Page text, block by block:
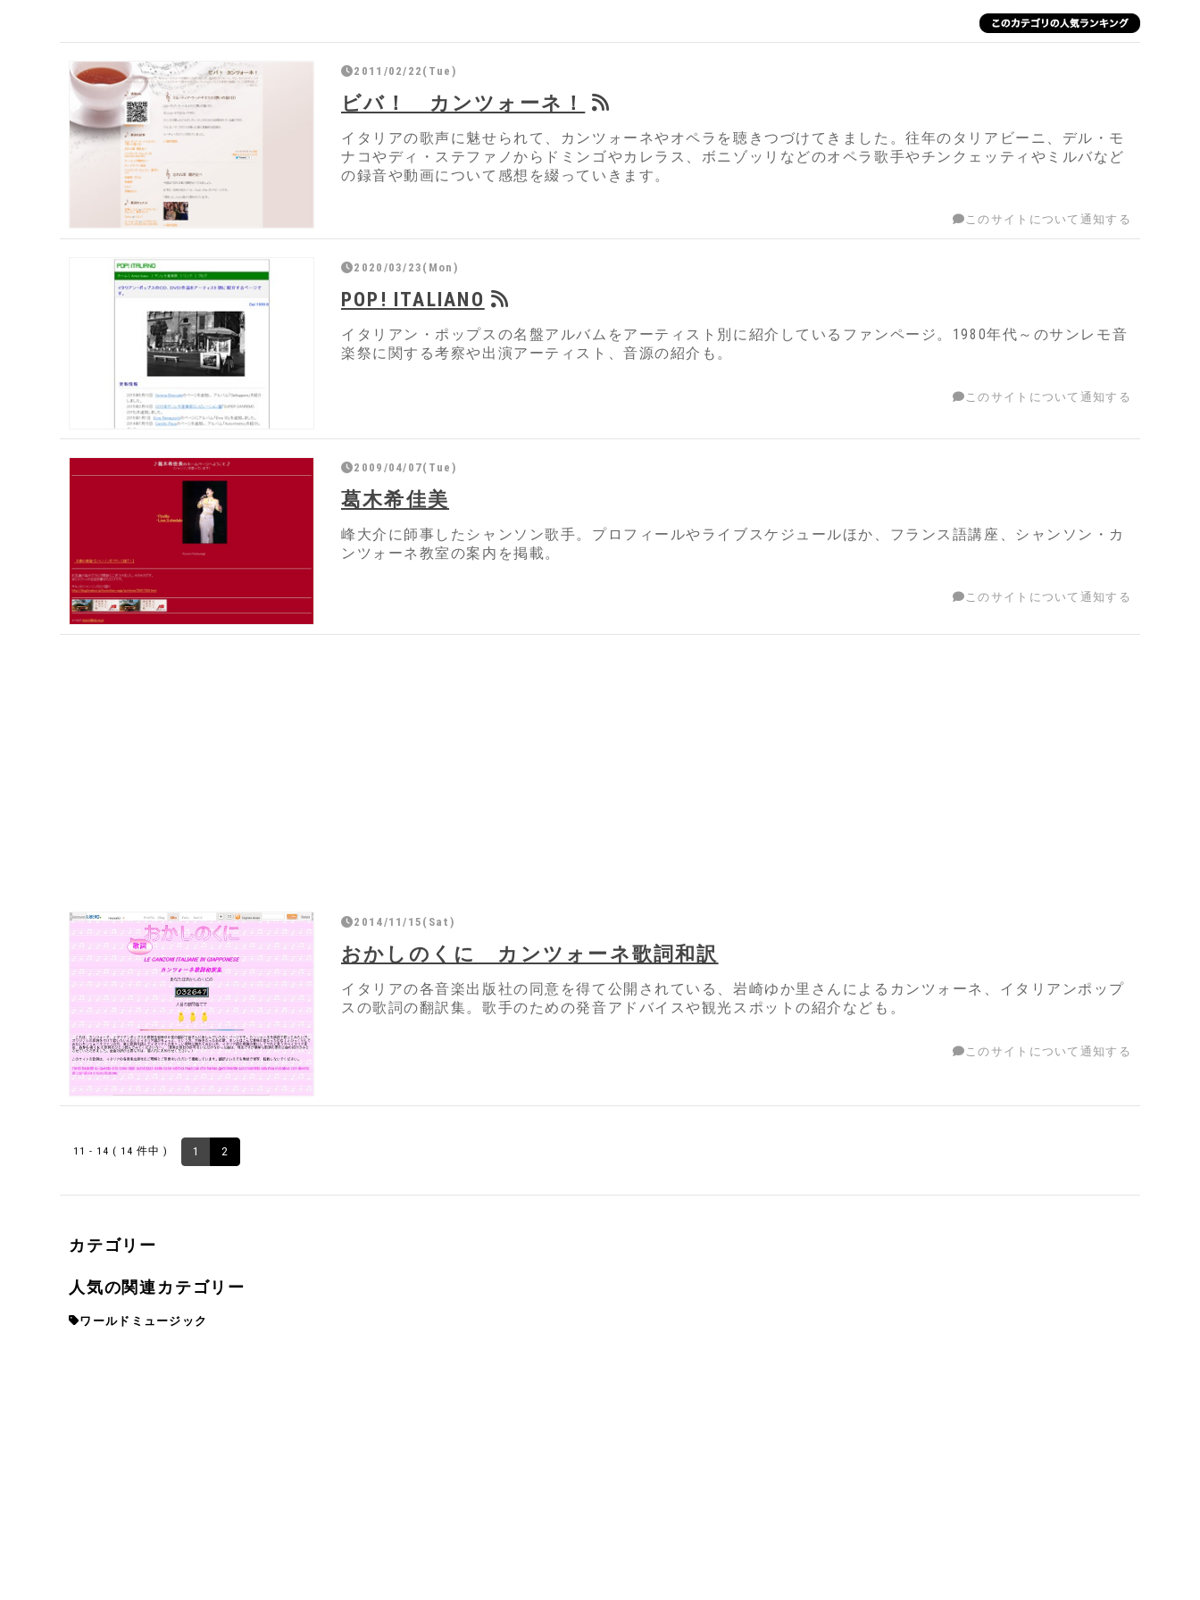
2011/02/22(Tue)
ビバ！ カンツォーネ！
イタリアの歌声に魅せられて、カンツォーネやオペラを聴きつづけてきました。往年のタリアビーニ、デル・モ
ナコやディ・ステファノからドミンゴやカレラス、ボニゾッリなどのオペラ歌手やチンクェッティやミルバなど
の録音や動画について感想を綴っていきます。
このサイトについて通知する
2020/03/23(Mon)
POP! ITALIANO
イタリアン・ポップスの名盤アルバムをアーティスト別に紹介しているファンページ。1980年代～のサンレモ音
楽祭に関する考察や出演アーティスト、音源の紹介も。
このサイトについて通知する
2009/04/07(Tue)
葛木希佳美
峰大介に師事したシャンソン歌手。プロフィールやライブスケジュールほか、フランス語講座、シャンソン・カ
ンツォーネ教室の案内を掲載。
このサイトについて通知する
2014/11/15(Sat)
おかしのくに カンツォーネ歌詞和訳
イタリアの各音楽出版社の同意を得て公開されている、岩崎ゆか里さんによるカンツォーネ、イタリアンポップ
スの歌詞の翻訳集。歌手のための発音アドバイスや観光スポットの紹介なども。
このサイトについて通知する
11 - 14 ( 14 件中 ) 1 2
カテゴリー
人気の関連カテゴリー
ワールドミュージック